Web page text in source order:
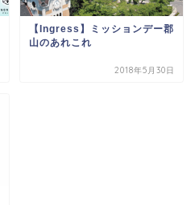
【Ingress】ミッションデー郡
山のあれこれ
2018年5月30日